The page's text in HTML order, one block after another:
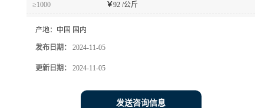
≥1000 ￥92 /公斤
产地： 中国 国内
发布日期： 2024-11-05
更新日期： 2024-11-05
发送咨询信息